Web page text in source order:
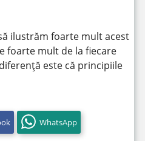
ilustrăm foarte mult acest
foarte mult de la fiecare
este că principiile
WhatsApp